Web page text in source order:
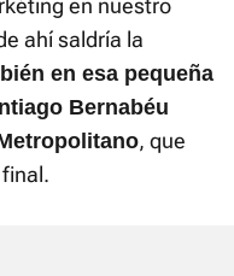
en nuestro
ahí saldría la
en esa pequeña
Bernabéu
, que